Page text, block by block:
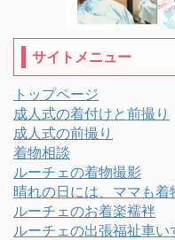
サイトメニュー
トップページ
成人式の着付けと前撮り
成人式の前撮り
着物相談
ルーチェの着物撮影
晴れの日には、ママも着
ルーチェのお着楽襦袢
ルーチェの出張福祉車い